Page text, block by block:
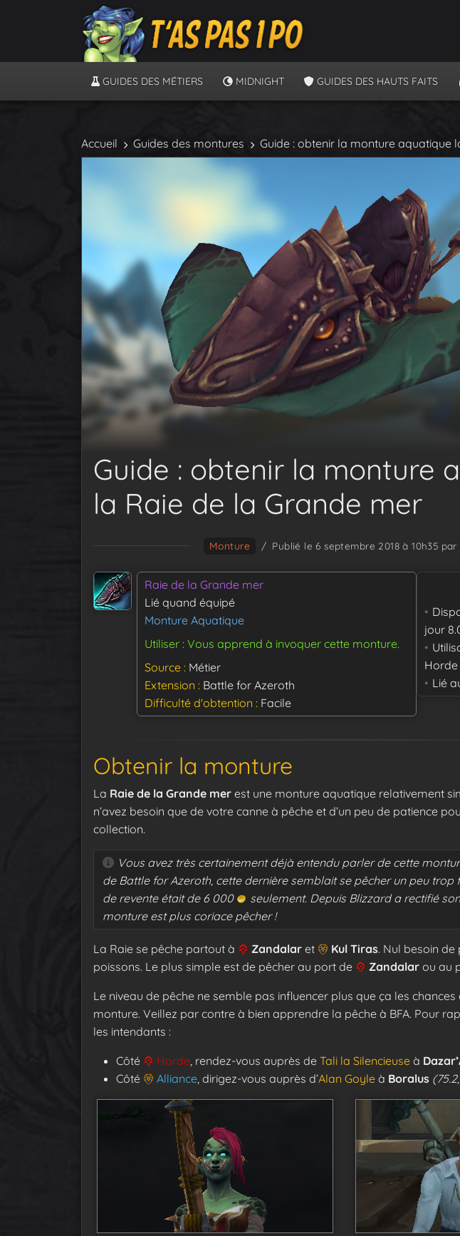
GUIDES DES MÉTIERS MIDNIGHT GUIDES DES HAUTS FAITS
Accueil Guides des montures Guide : obtenir la monture aquatique
Guide : obtenir la monture
la Raie de la Grande mer
Monture / Publié le 6 septembre 2018 à 10h35 par
Raie de la Grande mer
Lié quand équipé
Monture Aquatique
Utiliser : Vous apprend à invoquer cette monture.
Source Métier
Extension
Battle for Azeroth
Difficulté d'obtention
Facile
jour
Horde
Lié
Obtenir la monture
La Raie de la Grande mer est une monture aquatique relativement
n’avez besoin que de votre canne à pêche et d’un peu de patience
collection.
Vous avez très certainement déjà entendu parler de cette
de Battle for Azeroth, cette dernière semblait se pêcher un peu trop
de revente était de 6 000
seulement. Depuis Blizzard a rectifié
monture est plus coriace pêcher !
La Raie se pêche partout à Zandalar et Kul Tiras. Nul besoin
poissons. Le plus simple est de pêcher au port de
Zandalar ou au
Le niveau de pêche ne semble pas influencer plus que ça les chances
monture. Veillez par contre à bien apprendre la pêche à BFA. Pour
les intendants :
Côté Horde , rendez-vous auprès de Tali la Silencieuse à
Côté
Alliance , dirigez-vous auprès d’Alan Goyle à Boralus